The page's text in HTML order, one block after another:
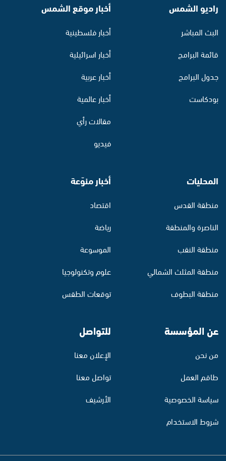
راديو الشمس
البث المباشر
قائمة البرامج
جدول البرامج
بودكاست
أخبار موقع الشمس
أخبار فلسطينية
أخبار اسرائيلية
أخبار عربية
أخبار عالمية
مقالات رأي
فيديو
المحليات
منطقة القدس
الناصرة والمنطقة
منطقة النقب
منطقة المثلث الشمالي
منطقة البطوف
أخبار منوّعة
اقتصاد
رياضة
الموسوعة
علوم وتكنولوجيا
توقعات الطقس
عن المؤسسة
من نحن
طاقم العمل
سياسة الخصوصية
شروط الاستخدام
للتواصل
الإعلان معنا
تواصل معنا
الأرشيف